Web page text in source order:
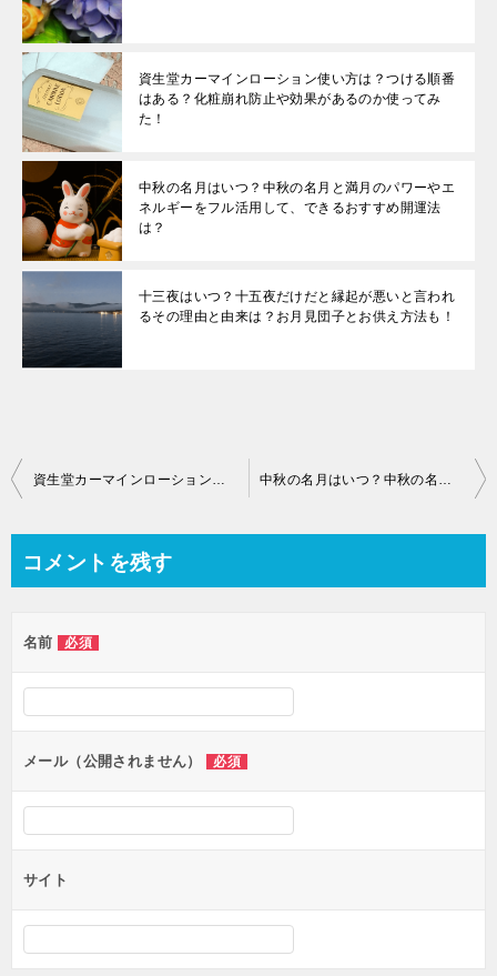
資生堂カーマインローション使い方は？つける順番
はある？化粧崩れ防止や効果があるのか使ってみ
た！
中秋の名月はいつ？中秋の名月と満月のパワーやエ
ネルギーをフル活用して、できるおすすめ開運法
は？
十三夜はいつ？十五夜だけだと縁起が悪いと言われ
るその理由と由来は？お月見団子とお供え方法も！
投
ビ
ー
シ
ン
資生堂カーマインローション使い方は？つける順番はある？化粧崩れ防止や効果があるのか使ってみた！ 中秋の名月はいつ？中秋の名月と満月のパワーやエネルギーをフル活用して、できるおすすめ開運法は？
コメントを残す
名前 必須
メール（公開されません） 必須
サイト